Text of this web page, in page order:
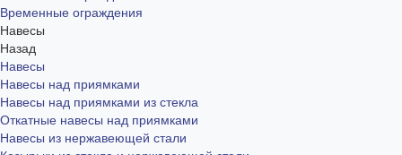
Временные ограждения
Навесы
Назад
Навесы
Навесы над приямками
Навесы над приямками из стекла
Откатные навесы над приямками
Навесы из нержавеющей стали